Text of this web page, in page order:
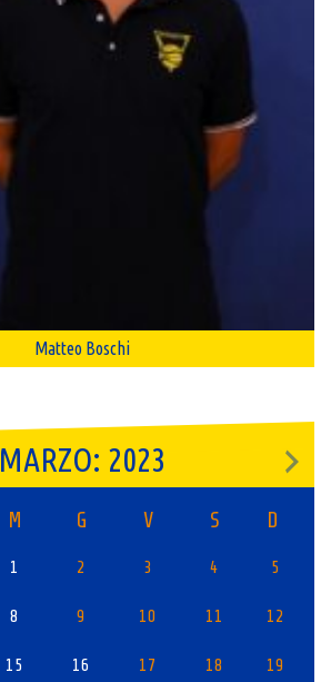
Matteo Boschi
MARZO: 2023
M G V S D
1 2 3 4 5
8 9 10 11 12
15 16 17 18 19